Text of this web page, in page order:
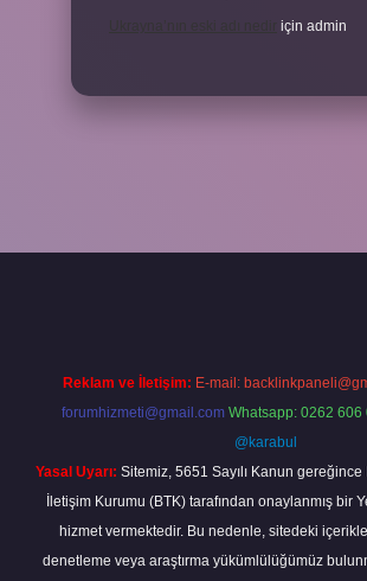
için admin
Reklam ve İletişim: E-mail:
forumhizmeti@gmail.com Whatsapp: 0262 606
@karabul
Yasal Uyarı: Sitemiz, 5651 Sayılı Kanun
İletişim Kurumu (BTK) tarafından onaylanmış bir
hizmet vermektedir. Bu nedenle, sitedeki
denetleme veya araştırma yükümlülüğümüz